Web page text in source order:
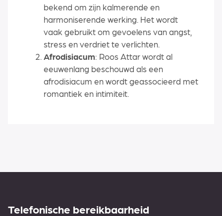
bekend om zijn kalmerende en
harmoniserende werking. Het wordt
vaak gebruikt om gevoelens van angst,
stress en verdriet te verlichten.
Afrodisiacum: Roos Attar wordt al
eeuwenlang beschouwd als een
afrodisiacum en wordt geassocieerd met
romantiek en intimiteit.
Telefonische bereikbaarheid